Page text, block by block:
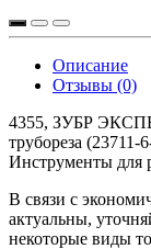
Описание
Отзывы (0)
4355, ЗУБР
трубореза (23711-
Инструменты для
В связи с
актуальны,
некоторые виды